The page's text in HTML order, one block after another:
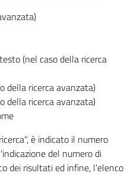
(nel caso della ricerca
della ricerca avanzata)
della ricerca avanzata)
è indicato il numero
del numero di
dei risultati ed infine, l'elenco